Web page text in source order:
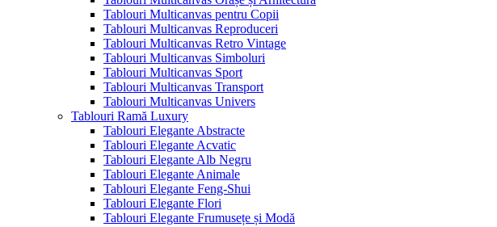
Tablouri Multicanvas pentru Copii
Tablouri Multicanvas Reproduceri
Tablouri Multicanvas Retro Vintage
Tablouri Multicanvas Simboluri
Tablouri Multicanvas Sport
Tablouri Multicanvas Transport
Tablouri Multicanvas Univers
Tablouri Ramă Luxury
Tablouri Elegante Abstracte
Tablouri Elegante Acvatic
Tablouri Elegante Alb Negru
Tablouri Elegante Animale
Tablouri Elegante Feng-Shui
Tablouri Elegante Flori
Tablouri Elegante Frumusețe și Modă